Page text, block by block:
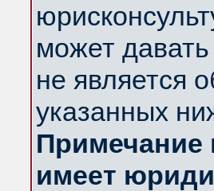
может
не является
указанных
Примечание
имеет